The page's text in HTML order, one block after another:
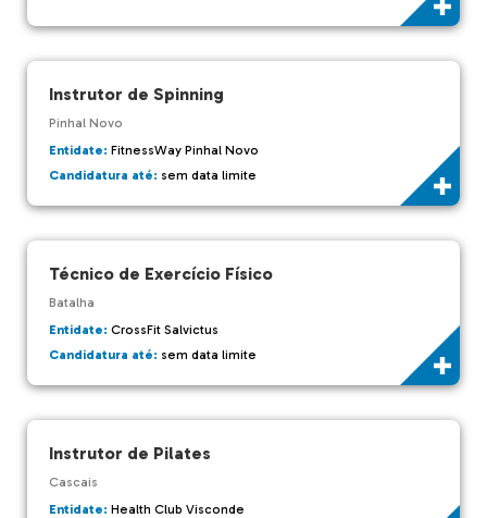
Instrutor de Spinning
Pinhal Novo
Entidate: FitnessWay Pinhal Novo
Candidatura até: sem data limite
Técnico de Exercício Físico
Batalha
Entidate: CrossFit Salvictus
Candidatura até: sem data limite
Instrutor de Pilates
Cascais
Entidate: Health Club Visconde